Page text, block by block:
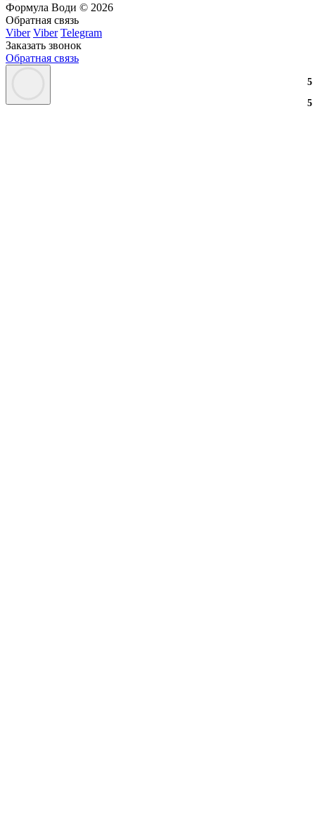
3
3
2
2
3
3
5
5
Формула Води © 2026
Обратная связь
Viber Viber Telegram
Заказать звонок
Обратная связь